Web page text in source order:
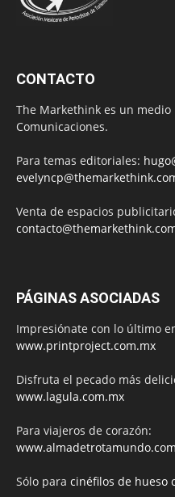
CONTACTO
The Markethink es un
Comunicaciones.
Para temas editoriales:
Venta de espacios
PÁGINAS ASOCIADAS
Impresiónate con lo último
www.printproject.com.mx
Disfruta el pecado más
www.lagula.com.mx
Para viajeros de corazón:
www.almadetrotamundo.com
Sólo para cinéfilos de hueso